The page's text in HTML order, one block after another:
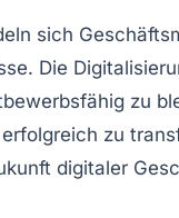
sich
. Die
zu
zu
digitaler